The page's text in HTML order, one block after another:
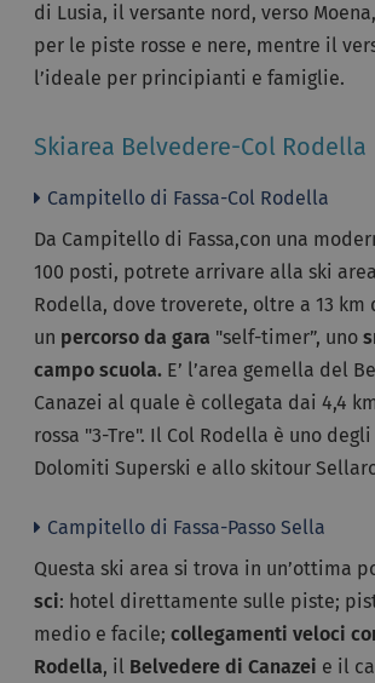
di Lusia, il versante nord, verso
per le piste rosse e nere, mentre il
l’ideale per principianti e famiglie.
Skiarea Belvedere-Col Rodella
Campitello di Fassa-Col Rodella
Da Campitello di Fassa,con una
100 posti, potrete arrivare alla ski
Rodella, dove troverete, oltre a 13 km
un percorso da gara "self-timer”, uno
campo scuola. E’ l’area gemella del
Canazei al quale è collegata dai 4,4
rossa "3-Tre". Il Col Rodella è uno
Dolomiti Superski e allo skitour
Campitello di Fassa-Passo Sella
Questa ski area si trova in un’ottima
sci: hotel direttamente sulle piste;
medio e facile; collegamenti veloci
Rodella, il Belvedere di Canazei e il